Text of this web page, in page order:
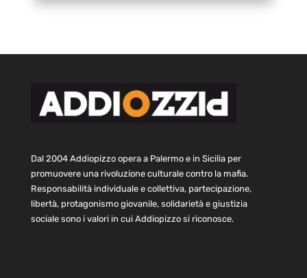
Dal 2004 Addiopizzo opera a Palermo e in Sicilia per
promuovere una rivoluzione culturale contro la mafia.
Responsabilità individuale e collettiva, partecipazione,
libertà, protagonismo giovanile, solidarietà e giustizia
sociale sono i valori in cui Addiopizzo si riconosce.